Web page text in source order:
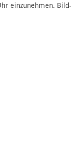
einzunehmen. Bild-